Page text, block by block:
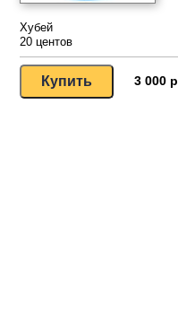
Хубей
20 центов
3 000